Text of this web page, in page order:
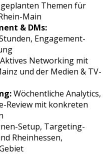
Themen für
Main
& DMs:
Engagement-
Aktives Networking mit
und der Medien & TV-
Wöchentliche Analytics,
Review mit konkreten
Setup, Targeting-
Rheinhessen,